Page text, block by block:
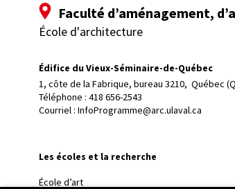
Faculté d’aménagement,
École d'architecture
Édifice du Vieux-Séminaire-de-Québec
1, côte de la Fabrique, bureau 3210, Québec
Téléphone : 418 656-2543
Courriel : InfoProgramme@arc.ulaval.ca
Les écoles et la recherche
École d’art